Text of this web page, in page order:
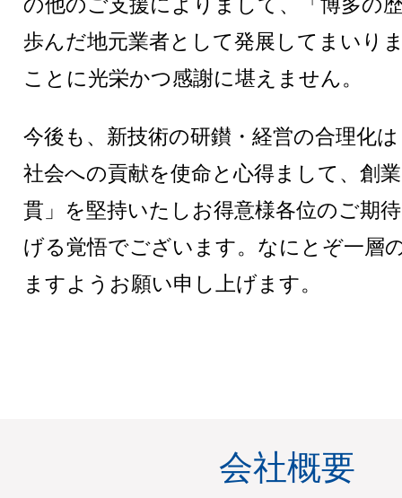
歩んだ地元業者として発展してまいり
ことに光栄かつ感謝に堪えません。
今後も、新技術の研鑚・経営の合理化
社会への貢献を使命と心得まして、創
貫」を堅持いたしお得意様各位のご期
げる覚悟でございます。なにとぞ一層
ますようお願い申し上げます。
会社概要